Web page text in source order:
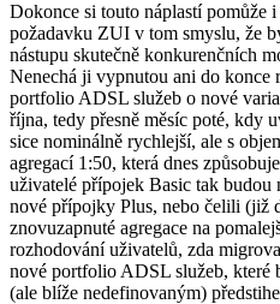
Dokonce si touto náplastí pomůže
požadavku ZUI v tom smyslu, že
nástupu skutečně konkurenčních
Nenechá ji vypnutou ani do konce
portfolio ADSL služeb o nové
října, tedy přesně měsíc poté, kdy
sice nominálně rychlejší, ale s
agregací 1:50, která dnes
uživatelé přípojek Basic tak budou
nové přípojky Plus, nebo čelili (již
znovuzapnuté agregace na
rozhodování uživatelů, zda
nové portfolio ADSL služeb, které
(ale blíže nedefinovaným)